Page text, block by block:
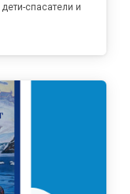
спасатели и